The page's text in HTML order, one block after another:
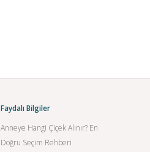
Faydalı Bilgiler
Anneye Hangi Çiçek Alınır? En
Doğru Seçim Rehberi